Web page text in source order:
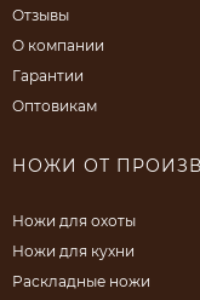
Отзывы
О компании
Гарантии
Оптовикам
НОЖИ ОТ
Ножи для охоты
Ножи для кухни
Раскладные ножи